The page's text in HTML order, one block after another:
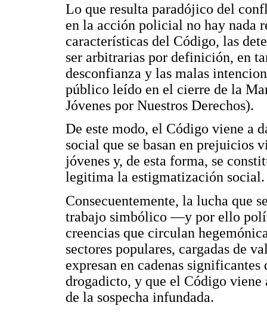
Lo que resulta paradójico del
en la acción policial no hay nada
características del Código, las
ser arbitrarias por definición, en
desconfianza y las malas
público leído en el cierre de la
Jóvenes por Nuestros Derechos).
De este modo, el Código viene a
social que se basan en prejuicios
jóvenes y, de esta forma, se
legitima la estigmatización social.
Consecuentemente, la lucha que
trabajo simbólico —y por ello
creencias que circulan
sectores populares, cargadas de
expresan en cadenas
drogadicto, y que el Código
de la sospecha infundada.